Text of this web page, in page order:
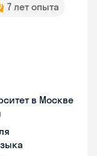
7 лет опыта
в Москве